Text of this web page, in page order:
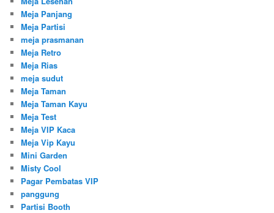
Meja Panjang
Meja Partisi
meja prasmanan
Meja Retro
Meja Rias
meja sudut
Meja Taman
Meja Taman Kayu
Meja Test
Meja VIP Kaca
Meja Vip Kayu
Mini Garden
Misty Cool
Pagar Pembatas VIP
panggung
Partisi Booth